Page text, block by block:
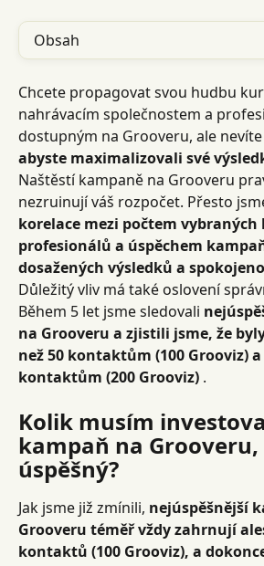
Obsah
Chcete propagovat svou hudbu
nahrávacím společnostem a
dostupným na Grooveru, ale nevíte
abyste maximalizovali své
Naštěstí kampaně na Grooveru
nezruinují váš rozpočet. Přesto
korelace mezi počtem
profesionálů a úspěchem
dosažených výsledků a
Důležitý vliv má také oslovení
Během 5 let jsme sledovali
na Grooveru a zjistili jsme, že
než 50 kontaktům (100 Grooviz)
kontaktům (200 Grooviz) .
Kolik musím
kampaň na
úspěšný?
Jak jsme již zmínili, nejúspěšnější
Grooveru téměř vždy zahrnují
kontaktů (100 Grooviz), a